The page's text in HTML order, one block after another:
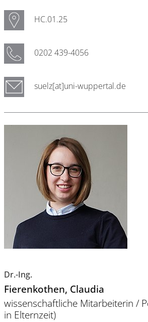
HC.01.25
0202 439-4056
suelz[at]uni-wuppertal.de
Dr.-Ing.
Fierenkothen, Claudia
wissenschaftliche Mitarbeiterin /
in Elternzeit)